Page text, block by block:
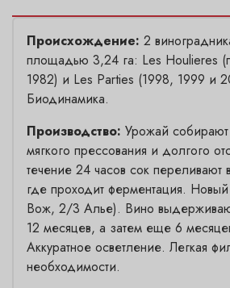
Происхождение: 2
площадью 3,24 га: Les Houlieres
1982) и Les Parties (1998, 1999 и
Биодинамика.
Производство: Урожай
мягкого прессования и долгого
течение 24 часов сок переливают
где проходит ферментация.
Вож, 2/3 Алье). Вино
12 месяцев, а затем еще 6
Аккуратное осветление. Легкая
необходимости.